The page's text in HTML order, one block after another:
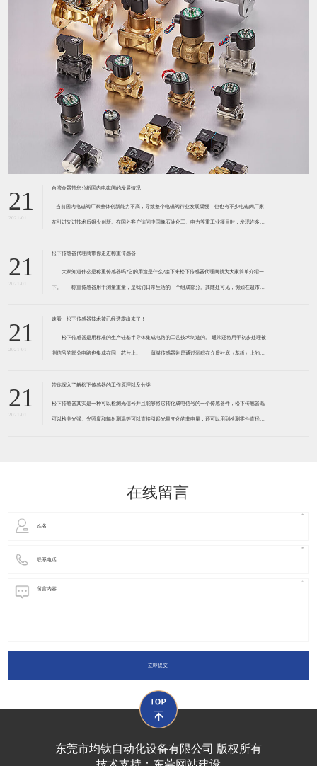
21
2021-01
台湾金器带您分析国内电磁阀的发展情况
​ 当前国内电磁阀厂家整体创新能力不高，导致整个电磁阀行业发展缓慢，但也有不少电磁阀厂家
在引进先进技术后很少创新。在国外客户访问中国像石油化工、电力等重工业项目时，发现许多项
21
2021-01
松下传感器代理商带你走进称重传感器
大家知道什么是称重传感器吗?它的用途是什么?接下来松下传感器代理商就为大家简单介绍一
下。 称重传感器用于测量重量，是我们日常生活的一个组成部分。其随处可见，例如在超市柜
带有应变片的弹性体组成。弹性体通常由钢
21
2021-01
速看！松下传感器技术被已经透露出来了！
松下传感器是用标准的生产硅基半导体集成电路的工艺技术制造的。 通常还将用于初步处理被
测信号的部分电路也集成在同一芯片上。 薄膜传感器则是通过沉积在介质衬底（基板）上的，
器是利用相应材料的浆料，涂覆在陶瓷基片上
21
2021-01
带你深入了解松下传感器的工作原理以及分类
松下传感器其实是一种可以检测光信号并且能够将它转化成电信号的一个传感器件，松下传感器既
可以检测光强、光照度和辐射测温等可以直接引起光量变化的非电量，还可以用到检测零件直径、
在线留言
立即提交
东莞市均钛自动化设备有限公司 版权所有